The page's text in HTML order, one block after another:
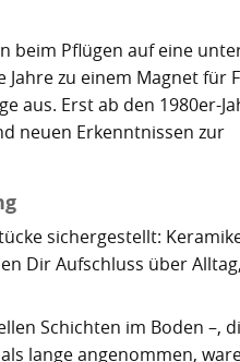
beim Pflügen auf eine
zu einem Magnet für
aus. Erst ab den 1980er-
neuen Erkenntnissen zur
sichergestellt:
Dir Aufschluss über Alltag,
Schichten im Boden –,
lange angenommen,